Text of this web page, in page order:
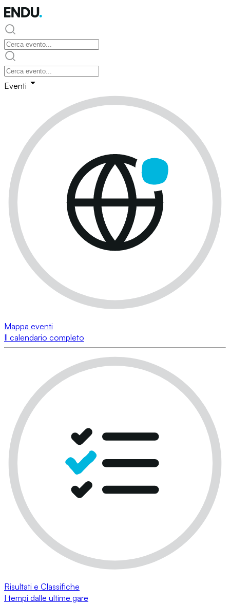
Eventi
Mappa eventi
Il calendario completo
Risultati e Classifiche
I tempi dalle ultime gare